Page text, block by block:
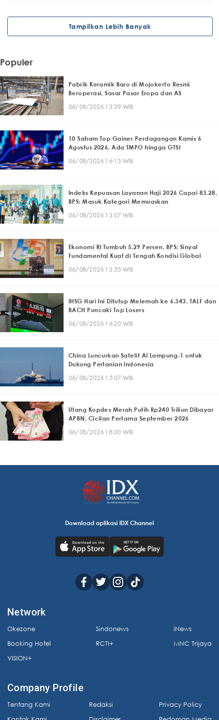
Tampilkan Lebih Banyak
Populer
Pabrik Keramik Baru di Mojokerto Resmi
Beroperasi, Sasar Pasar Eropa dan AS
06/08/2026 13:39 WIB
10 Saham Top Gainer Perdagangan Kamis 6
Agustus 2026, Ada TMPO hingga GTSI
06/08/2026 16:15 WIB
Indeks Kepuasan Layanan Haji 2026 Capai 83,28,
BPS: Masuk Kategori Memuaskan
06/08/2026 13:07 WIB
Ekonomi RI Tumbuh 5,29 Persen, BPS: Sinyal
Fundamental Kuat di Tengah Kondisi Global
06/08/2026 13:55 WIB
IHSG Hari Ini Ditutup Melemah ke 6.343, TALF dan
BACH Puncaki Top Losers
06/08/2026 16:20 WIB
China Luncurkan Satelit AI Lampung-1 untuk
Dukung Pertanian Indonesia
06/08/2026 15:07 WIB
Utang Kopdes Merah Putih Rp240 Triliun Dibayar
APBN, Cicilan Pertama September 2026
06/08/2026 18:00 WIB
Download aplikasi IDX Channel
Network
Okezone
Booking Hotel
VISION+
Sindonews
RCTI+
iNews
MNC Trijaya
Company Profile
Tentang Kami
Redaksi
Privacy Policy